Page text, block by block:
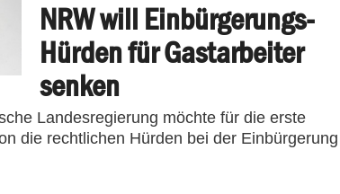
NRW will Einbürgerungs-
Hürden für Gastarbeiter
senken
Landesregierung möchte für die erste
die rechtlichen Hürden bei der Einbürgerung